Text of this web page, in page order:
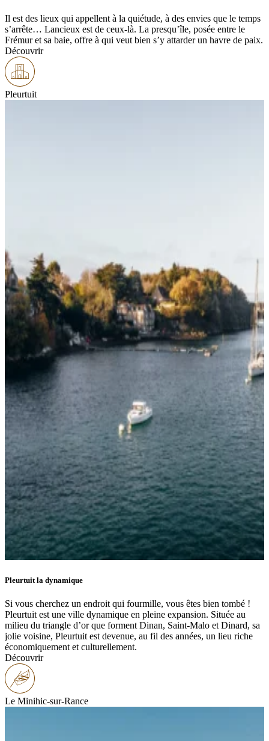
Il est des lieux qui appellent à la quiétude, à des envies que le temps
s’arrête… Lancieux est de ceux-là. La presqu’île, posée entre le
Frémur et sa baie, offre à qui veut bien s’y attarder un havre de paix.
Découvrir
Pleurtuit
Pleurtuit la dynamique
Si vous cherchez un endroit qui fourmille, vous êtes bien tombé !
Pleurtuit est une ville dynamique en pleine expansion. Située au
milieu du triangle d’or que forment Dinan, Saint-Malo et Dinard, sa
jolie voisine, Pleurtuit est devenue, au fil des années, un lieu riche
économiquement et culturellement.
Découvrir
Le Minihic-sur-Rance